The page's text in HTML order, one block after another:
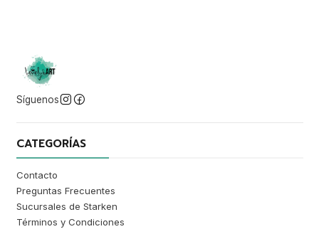
Síguenos
CATEGORÍAS
Contacto
Preguntas Frecuentes
Sucursales de Starken
Términos y Condiciones